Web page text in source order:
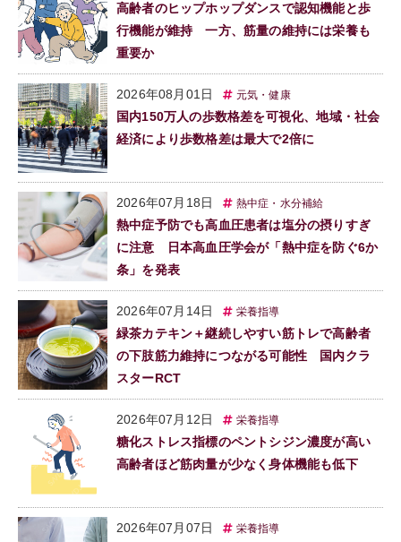
高齢者のヒップホップダンスで認知機能と歩
行機能が維持 一方、筋量の維持には栄養も
重要か
2026年08月01日 元気・健康
国内150万人の歩数格差を可視化、地域・社会
経済により歩数格差は最大で2倍に
2026年07月18日 熱中症・水分補給
熱中症予防でも高血圧患者は塩分の摂りすぎ
に注意 日本高血圧学会が「熱中症を防ぐ6か
条」を発表
2026年07月14日 栄養指導
緑茶カテキン＋継続しやすい筋トレで高齢者
の下肢筋力維持につながる可能性 国内クラ
スターRCT
2026年07月12日 栄養指導
糖化ストレス指標のペントシジン濃度が高い
高齢者ほど筋肉量が少なく身体機能も低下
2026年07月07日 栄養指導